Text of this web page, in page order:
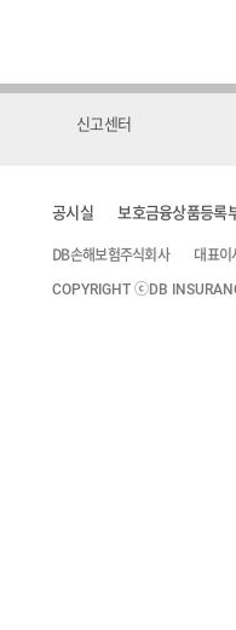
신고센터
공시실 보호금융상품등록
DB손해보험주식회사 대표이
COPYRIGHT ⓒDB